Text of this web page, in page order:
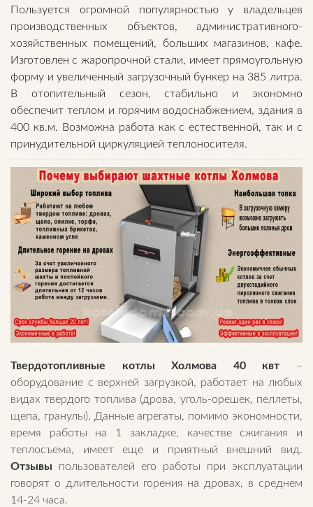
Пользуется огромной популярностью у владельцев
производственных объектов, административного-
хозяйственных помещений, больших магазинов, кафе.
Изготовлен с жаропрочной стали, имеет прямоугольную
форму и увеличенный загрузочный бункер на 385 литра.
В отопительный сезон, стабильно и экономно
обеспечит теплом и горячим водоснабжением, здания в
400 кв.м. Возможна работа как с естественной, так и с
принудительной циркуляцией теплоносителя.
Твердотопливные котлы Холмова 40 квт –
оборудование с верхней загрузкой, работает на любых
видах твердого топлива (дрова, уголь-орешек, пеллеты,
щепа, гранулы). Данные агрегаты, помимо экономности,
время работы на 1 закладке, качестве сжигания и
теплосъема, имеет еще и приятный внешний вид.
Отзывы пользователей его работы при эксплуатации
говорят о длительности горения на дровах, в среднем
14-24 часа.